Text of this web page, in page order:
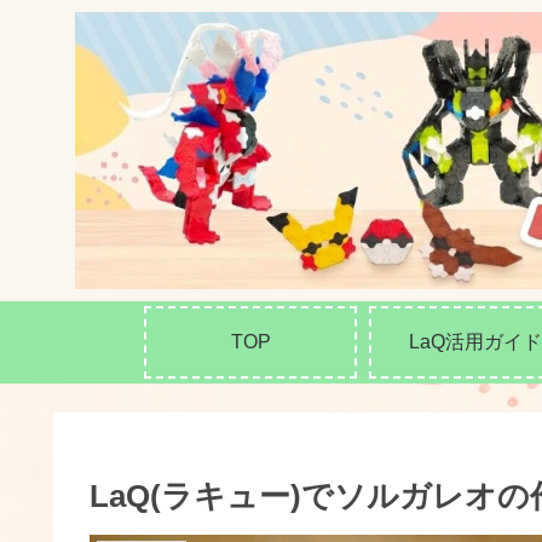
TOP LaQ活用ガイド
LaQ(ラキュー)でソルガレオの